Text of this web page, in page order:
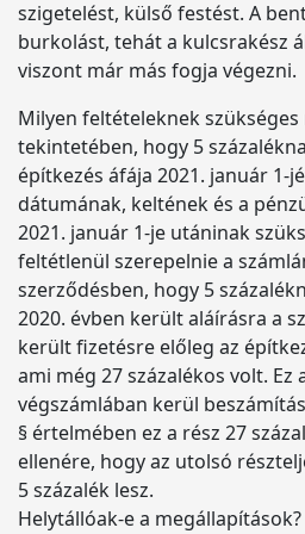
szigetelést, külső festést. A
burkolást, tehát a kulcsrakész
viszont már más fogja végezni.
Milyen feltételeknek
tekintetében, hogy 5
építkezés áfája 2021. január 1-
dátumának, keltének és a
2021. január 1-je utáninak
feltétlenül szerepelnie a
szerződésben, hogy 5
2020. évben került aláírásra a
került fizetésre előleg az
ami még 27 százalékos volt. Ez
végszámlában kerül
§ értelmében ez a rész 27
ellenére, hogy az utolsó
5 százalék lesz.
Helytállóak-e a megállapítások?